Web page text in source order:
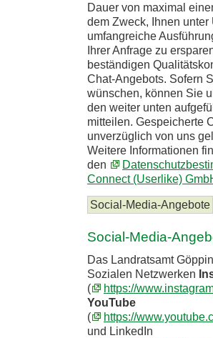
Dauer von maximal
dem Zweck, Ihnen unter
umfangreiche
Ihrer Anfrage zu
beständigen
Chat-Angebots. Sofern
wünschen, können Sie
den weiter unten
mitteilen. Gespeicherte
unverzüglich von uns
Weitere Informationen
den
Connect (Userlike)
Social-Media-Angebote
Social-Media-
Das Landratsamt
Sozialen Netzwerken
(
https://
YouTube
(
https://
und LinkedIn